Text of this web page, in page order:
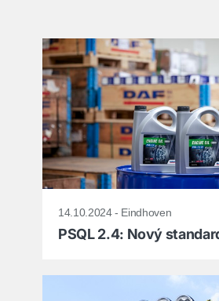
14.10.2024 - Eindhoven
PSQL 2.4: Nový